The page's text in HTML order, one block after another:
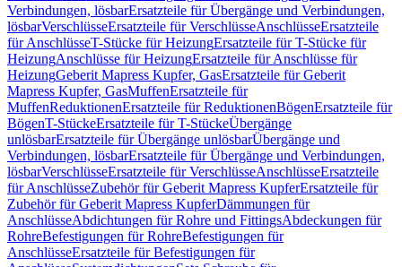
Verbindungen, lösbarErsatzteile für Übergänge und Verbindungen,
lösbarVerschlüsseErsatzteile für VerschlüsseAnschlüsseErsatzteile
für AnschlüsseT-Stücke für HeizungErsatzteile für T-Stücke für
HeizungAnschlüsse für HeizungErsatzteile für Anschlüsse für
HeizungGeberit Mapress Kupfer, GasErsatzteile für Geberit
Mapress Kupfer, GasMuffenErsatzteile für
MuffenReduktionenErsatzteile für ReduktionenBögenErsatzteile für
BögenT-StückeErsatzteile für T-StückeÜbergänge
unlösbarErsatzteile für Übergänge unlösbarÜbergänge und
Verbindungen, lösbarErsatzteile für Übergänge und Verbindungen,
lösbarVerschlüsseErsatzteile für VerschlüsseAnschlüsseErsatzteile
für AnschlüsseZubehör für Geberit Mapress KupferErsatzteile für
Zubehör für Geberit Mapress KupferDämmungen für
AnschlüsseAbdichtungen für Rohre und FittingsAbdeckungen für
RohreBefestigungen für RohreBefestigungen für
AnschlüsseErsatzteile für Befestigungen für